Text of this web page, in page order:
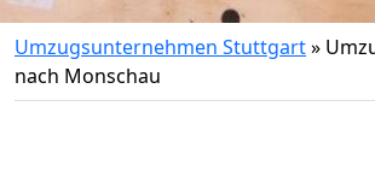
Umzugsunternehmen Stuttgart»
nach Monschau